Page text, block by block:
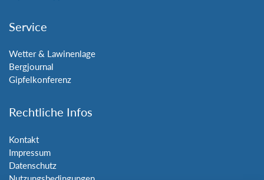
Service
Wetter & Lawinenlage
Bergjournal
Gipfelkonferenz
Rechtliche Infos
Kontakt
Impressum
Datenschutz